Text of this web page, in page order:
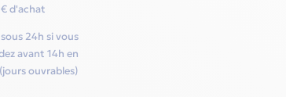
d'achat
24h si vous
avant 14h en
ouvrables)